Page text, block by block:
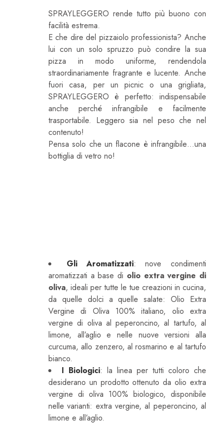
SPRAYLEGGERO rende tutto più buono con
facilità estrema.
E che dire del pizzaiolo professionista? Anche
lui con un solo spruzzo può condire la sua
pizza in modo uniforme, rendendola
straordinariamente fragrante e lucente. Anche
fuori casa, per un picnic o una grigliata,
SPRAYLEGGERO è perfetto: indispensabile
anche perché infrangibile e facilmente
trasportabile. Leggero sia nel peso che nel
contenuto!
Pensa solo che un flacone è infrangibile…una
bottiglia di vetro no!
Gli Aromatizzati: nove condimenti
aromatizzati a base di olio extra vergine di
oliva, ideali per tutte le tue creazioni in cucina,
da quelle dolci a quelle salate: Olio Extra
Vergine di Oliva 100% italiano, olio extra
vergine di oliva al peperoncino, al tartufo, al
limone, all’aglio e nelle nuove versioni alla
curcuma, allo zenzero, al rosmarino e al tartufo
bianco.
I Biologici: la linea per tutti coloro che
desiderano un prodotto ottenuto da olio extra
vergine di oliva 100% biologico, disponibile
nelle varianti: extra vergine, al peperoncino, al
limone e all’aglio.